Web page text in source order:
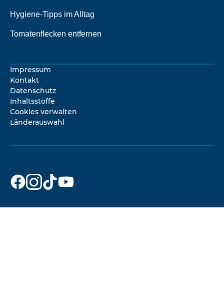
Hygiene-Tipps im Alltag
Tomatenflecken entfernen
Impressum
Kontakt
Datenschutz
Inhaltsstoffe
Cookies verwalten
Länderauswahl
Dr. Beckmann
auf
Dr. Beckmann
auf
Dr. Beckmann
auf
Dr. Beckmann